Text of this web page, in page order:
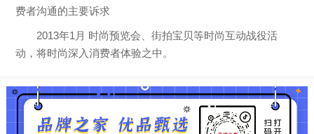
费者沟通的主要诉求
2013年1月 时尚预览会、街拍宝贝等时尚互动战役活
动，将时尚深入消费者体验之中。